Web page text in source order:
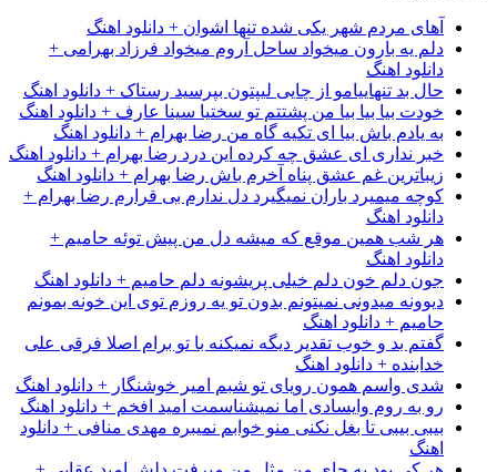
آهای مردم شهر یکی شده تنها اشوان + دانلود اهنگ
دلم یه بارون میخواد ساحل آروم میخواد فرزاد بهرامی +
دانلود اهنگ
حال بد تنهاییامو از چایی لیپتون بپرسید رستاک + دانلود اهنگ
خودت بیا بیا بیا من پشتتم تو سختیا سینا عارف + دانلود اهنگ
به یادم باش بیا ای تکیه گاه من رضا بهرام + دانلود اهنگ
خبر نداری ای عشق چه کرده این درد رضا بهرام + دانلود اهنگ
زیباترین غم عشق پناه آخرم باش رضا بهرام + دانلود اهنگ
کوچه میمیرد باران نمیگیرد دل ندارم بی قرارم رضا بهرام +
دانلود اهنگ
هر شب همین موقع که میشه دل من پیش توئه حامیم +
دانلود اهنگ
جون دلم خون دلم خیلی پریشونه دلم حامیم + دانلود اهنگ
دیوونه میدونی نمیتونم بدون تو یه روزم توی این خونه بمونم
حامیم + دانلود اهنگ
گفتم بد و خوب تقدیر دیگه نمیکنه با تو برام اصلا فرقی علی
خدابنده + دانلود اهنگ
شدی واسم همون رویای تو شبم امیر خوشنگار + دانلود اهنگ
رو به روم وایسادی اما نمیشناسمت امید افخم + دانلود اهنگ
بیبی بیبی تا بغل نکنی منو خوابم نمیبره مهدی منافی + دانلود
اهنگ